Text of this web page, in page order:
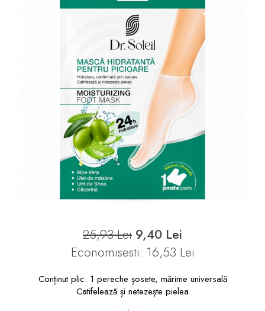
25,93 Lei 9,40 Lei
Economisesti: 16,53 Lei
Conținut plic: 1 pereche șosete, mărime universală
Catifelează și netezește pielea